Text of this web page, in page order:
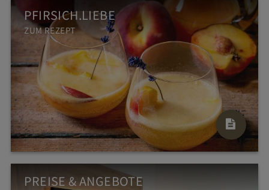
PFIRSICH.LIEBE
ZUM REZEPT
PREISE & ANGEBOTE